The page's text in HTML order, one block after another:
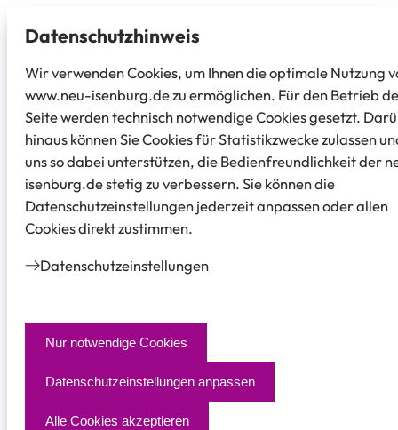
Datenschutz­hinweis
Wir verwenden Cookies, um Ihnen die optimale Nutzung
www.neu-isenburg.de zu ermöglichen. Für den Betrieb
Seite werden technisch notwendige Cookies gesetzt.
hinaus können Sie Cookies für Statistikzwecke zulassen
uns so dabei unterstützen, die Bedienfreundlichkeit der
isenburg.de stetig zu verbessern. Sie können die
Datenschutzeinstellungen jederzeit anpassen oder allen
Cookies direkt zustimmen.
Datenschutz­einstellungen
Nur notwendige Cookies
Datenschutzeinstellungen anpassen
Alle Cookies akzeptieren